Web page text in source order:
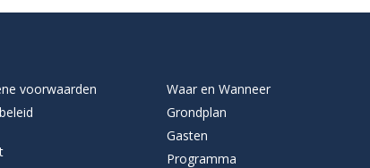
voorwaarden
Waar en Wanneer
Grondplan
Gasten
Programma